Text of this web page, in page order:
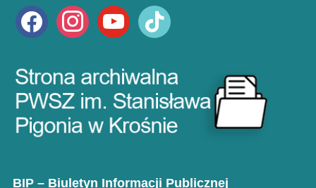
facebook instagramyoutube tiktok
BIP – Biuletyn Informacji Publicznej